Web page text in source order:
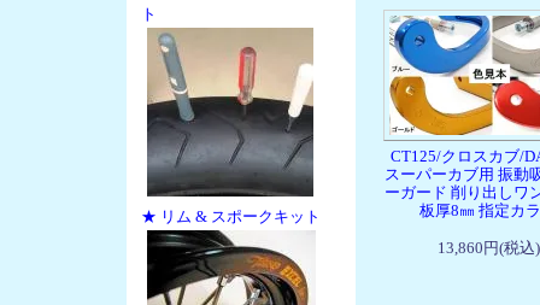
ト
★ リム & スポークキット
CT125/クロスカブ/
スーパーカブ用 振動
ーガード 削り出しワ
板厚8㎜ 指定カ
13,860円(税込)